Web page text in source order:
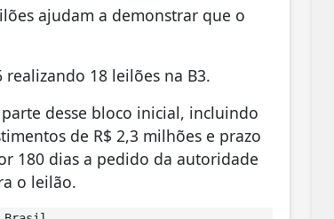
ajudam a demonstrar que o
18 leilões na B3.
desse bloco inicial, incluindo
de R$ 2,3 milhões e prazo
180 dias a pedido da autoridade
o leilão.